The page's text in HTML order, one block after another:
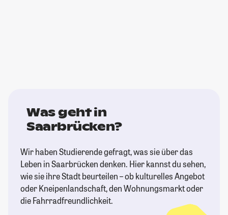
Was geht in
Saarbrücken?
Wir haben Studierende gefragt, was sie über das
Leben in Saarbrücken denken. Hier kannst du sehen,
wie sie ihre Stadt beurteilen – ob kulturelles Angebot
oder Kneipenlandschaft, den Wohnungsmarkt oder
die Fahrradfreundlichkeit.